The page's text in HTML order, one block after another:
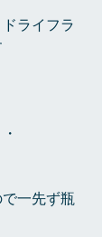
ライフラ
一先ず瓶